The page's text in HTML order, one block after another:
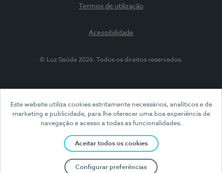
Este website utiliza cookies estritamente necessários, analíticos e de
marketing e publicidade, para lhe oferecer uma boa experiência de
navegação e acesso a todas as funcionalidades.
Aceitar todos os cookies
Configurar preferências
Termos de utilização
Acessibilidade
© Luz Saúde 2026. Todos os direitos reservados.